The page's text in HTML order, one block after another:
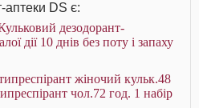
аптеки DS є:
дезодорант-
дії 10 днів без поту і запаху
жіночий кульк.48
чол.72 год. 1 набір